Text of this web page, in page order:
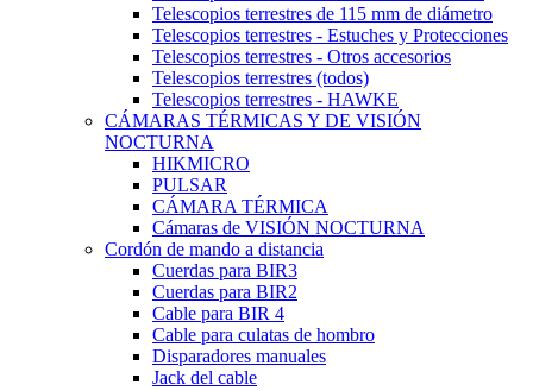
Telescopios terrestres de 115 mm de diámetro
Telescopios terrestres - Estuches y Protecciones
Telescopios terrestres - Otros accesorios
Telescopios terrestres (todos)
Telescopios terrestres - HAWKE
CÁMARAS TÉRMICAS Y DE VISIÓN
NOCTURNA
HIKMICRO
PULSAR
CÁMARA TÉRMICA
Cámaras de VISIÓN NOCTURNA
Cordón de mando a distancia
Cuerdas para BIR3
Cuerdas para BIR2
Cable para BIR 4
Cable para culatas de hombro
Disparadores manuales
Jack del cable